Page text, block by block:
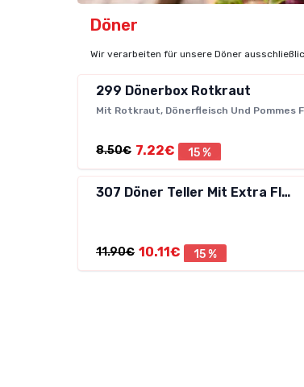
Döner
Wir verarbeiten für unsere Döner
299 Dönerbox Rotkraut
Mit Rotkraut, Dönerfleisch Und Pommes
8.50€ 7.22€ 15 %
307 Döner Teller Mit Extra Fleisch
11.90€ 10.11€ 15 %